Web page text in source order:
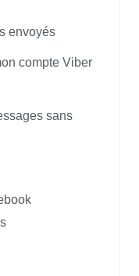
envoyés
compte Viber
sans